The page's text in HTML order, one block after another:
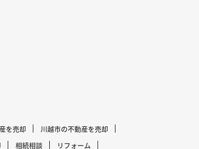
を売却
川越市の不動産を売却
相続相談 リフォーム